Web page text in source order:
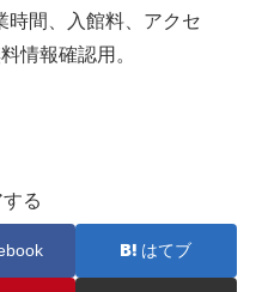
時間、入館料、アクセ
情報確認用。
る
はてブ